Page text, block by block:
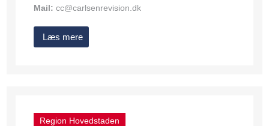
Mail: cc@carlsenrevision.dk
Læs mere
Region Hovedstaden